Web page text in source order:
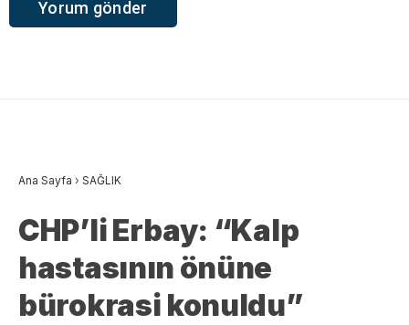
Ana Sayfa › SAĞLIK
CHP’li Erbay: “Kalp
hastasının önüne
bürokrasi konuldu”